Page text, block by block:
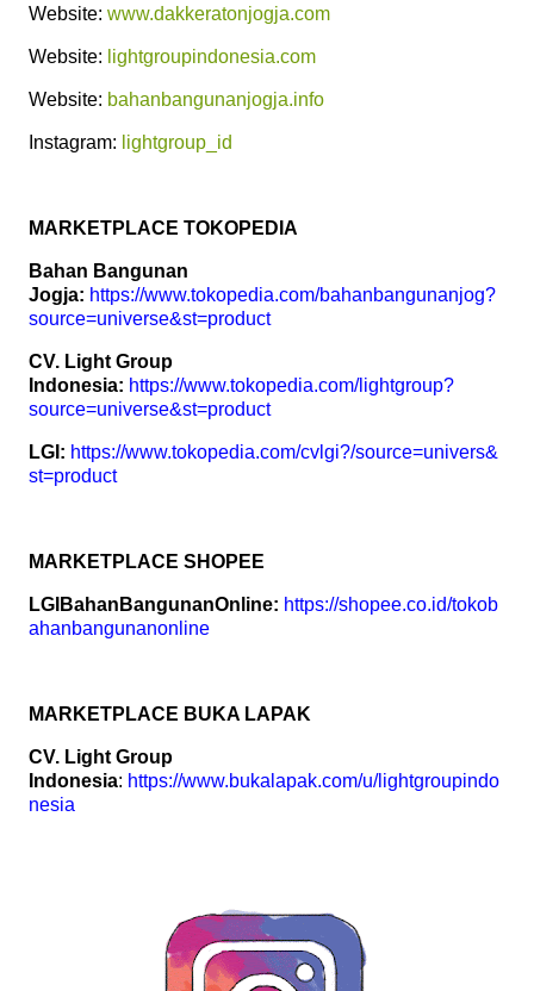
Website: www.dakkeratonjogja.com
Website: lightgroupindonesia.com
Website: bahanbangunanjogja.info
Instagram: lightgroup_id
MARKETPLACE TOKOPEDIA
Bahan Bangunan
Jogja: https://www.tokopedia.com/bahanbangunanjog?
source=universe&st=product
CV. Light Group
Indonesia: https://www.tokopedia.com/lightgroup?
source=universe&st=product
LGI: https://www.tokopedia.com/cvlgi?/source=univers&
st=product
MARKETPLACE SHOPEE
LGIBahanBangunanOnline: https://shopee.co.id/tokob
ahanbangunanonline
MARKETPLACE BUKA LAPAK
CV. Light Group
Indonesia: https://www.bukalapak.com/u/lightgroupindo
nesia